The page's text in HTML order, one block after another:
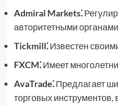
Admiral Markets⁚
авторитетными
Tickmill⁚Известен
FXCM⁚Имеет
AvaTrade⁚Предлагает
торговых инструментов,